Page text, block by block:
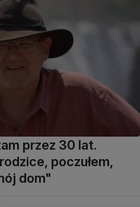
przez 30 lat.
poczułem,
dom"